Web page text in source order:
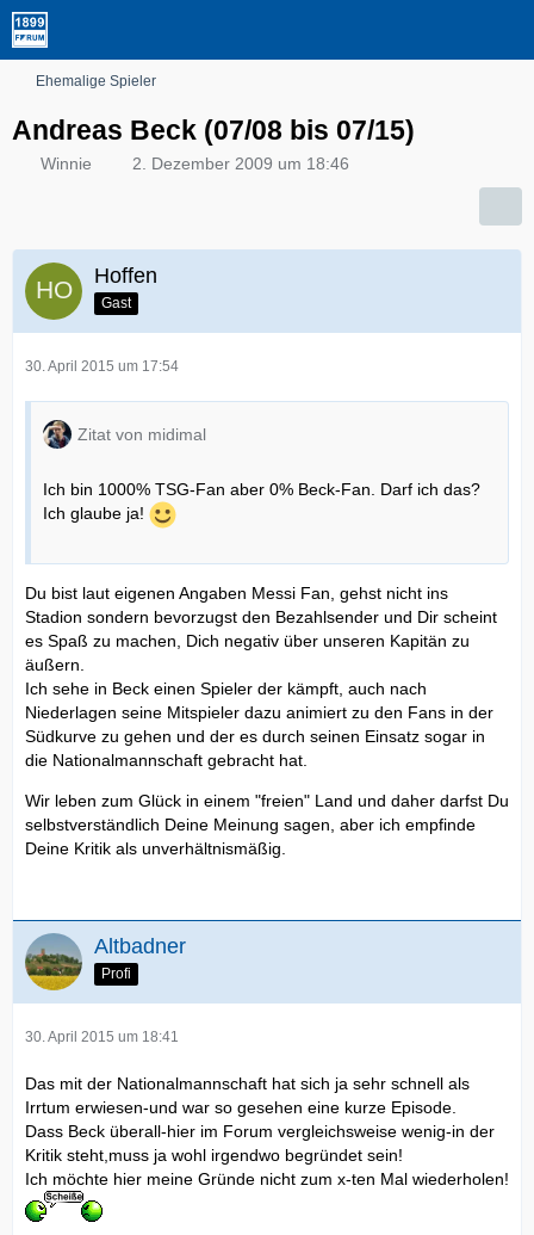
Ehemalige Spieler
Andreas Beck (07/08 bis 07/15)
Winnie 2. Dezember 2009 um 18:46
Hoffen
Gast
30. April 2015 um 17:54
Zitat von midimal
Ich bin 1000% TSG-Fan aber 0% Beck-Fan. Darf ich das?
Ich glaube ja!
Du bist laut eigenen Angaben Messi Fan, gehst nicht ins
Stadion sondern bevorzugst den Bezahlsender und Dir scheint
es Spaß zu machen, Dich negativ über unseren Kapitän zu
äußern.
Ich sehe in Beck einen Spieler der kämpft, auch nach
Niederlagen seine Mitspieler dazu animiert zu den Fans in der
Südkurve zu gehen und der es durch seinen Einsatz sogar in
die Nationalmannschaft gebracht hat.
Wir leben zum Glück in einem "freien" Land und daher darfst Du
selbstverständlich Deine Meinung sagen, aber ich empfinde
Deine Kritik als unverhältnismäßig.
Altbadner
Profi
30. April 2015 um 18:41
Das mit der Nationalmannschaft hat sich ja sehr schnell als
Irrtum erwiesen-und war so gesehen eine kurze Episode.
Dass Beck überall-hier im Forum vergleichsweise wenig-in der
Kritik steht,muss ja wohl irgendwo begründet sein!
Ich möchte hier meine Gründe nicht zum x-ten Mal wiederholen!